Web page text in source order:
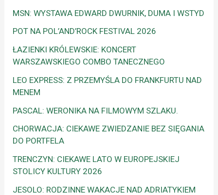
MSN: WYSTAWA EDWARD DWURNIK, DUMA I WSTYD
POT NA POL’AND’ROCK FESTIVAL 2026
ŁAZIENKI KRÓLEWSKIE: KONCERT
WARSZAWSKIEGO COMBO TANECZNEGO
LEO EXPRESS: Z PRZEMYŚLA DO FRANKFURTU NAD
MENEM
PASCAL: WERONIKA NA FILMOWYM SZLAKU.
CHORWACJA: CIEKAWE ZWIEDZANIE BEZ SIĘGANIA
DO PORTFELA
TRENCZYN: CIEKAWE LATO W EUROPEJSKIEJ
STOLICY KULTURY 2026
JESOLO: RODZINNE WAKACJE NAD ADRIATYKIEM